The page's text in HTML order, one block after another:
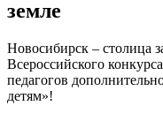
земле
Новосибирск – столица
Всероссийского
педагогов
детям»!